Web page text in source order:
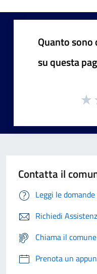
Quanto
su questa
Contatta il
Leggi le
Richiedi
Chiama il
Prenota un